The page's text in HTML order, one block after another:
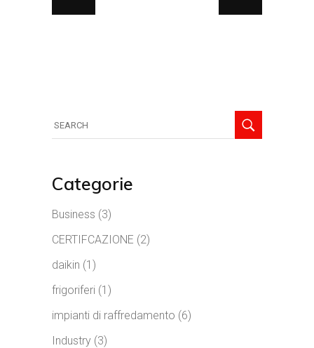
Categorie
Business (3)
CERTIFCAZIONE (2)
daikin (1)
frigoriferi (1)
impianti di raffredamento (6)
Industry (3)